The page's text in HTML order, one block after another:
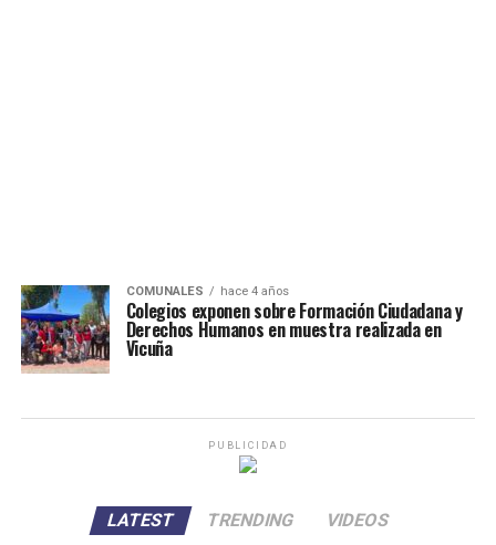
COMUNALES hace 4 años
Colegios exponen sobre Formación Ciudadana y
Derechos Humanos en muestra realizada en
Vicuña
PUBLICIDAD
LATEST TRENDING VIDEOS